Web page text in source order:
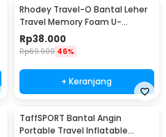
Rhodey Travel-O Bantal Leher
Travel Memory Foam U-
Shaped Neck Pillow - SR43
Rp38.000
Rp69.900 46%
+ Keranjang
TaffSPORT Bantal Angin
Portable Travel Inflatable